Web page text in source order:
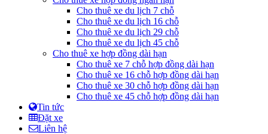
Cho thuê xe du lịch 7 chỗ
Cho thuê xe du lịch 16 chỗ
Cho thuê xe du lịch 29 chỗ
Cho thuê xe du lịch 45 chỗ
Cho thuê xe hợp đồng dài hạn
Cho thuê xe 7 chỗ hợp đồng dài hạn
Cho thuê xe 16 chỗ hợp đồng dài hạn
Cho thuê xe 30 chỗ hợp đồng dài hạn
Cho thuê xe 45 chỗ hợp đồng dài hạn
Tin tức
Đặt xe
Liên hệ